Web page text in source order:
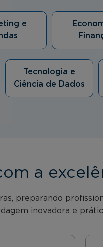
e
Tecnologia e
Ciência de Dados
a
preparando
inovadora e